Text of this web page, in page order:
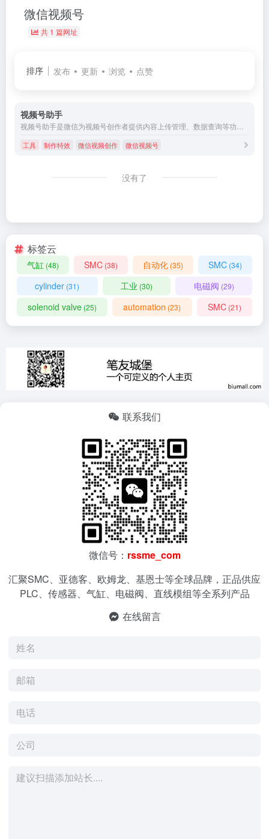
微信视频号
共 1 篇网址
排序 发布 更新 浏览 点赞
视频号助手
工具 制作特效 微信视频创作 微信视频号
没有了
标签云
气缸 (48) SMC (38) 自动化 (35) SMC (34)
cylinder (31) 工业 (30) 电磁阀 (29)
solenoid valve (25) automation (23) SMC(21)
联系我们
微信号： rssme_com
汇聚SMC、亚德客、欧姆龙、基恩士等全球品牌，正品供应
PLC、传感器、气缸、电磁阀、直线模组等全系列产品
在线留言